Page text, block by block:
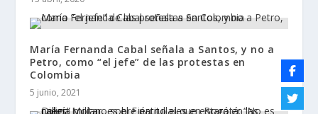
María Fernanda Cabal señala a Santos, y no a
Petro, como “el jefe” de las protestas en
Colombia
5 junio, 2021